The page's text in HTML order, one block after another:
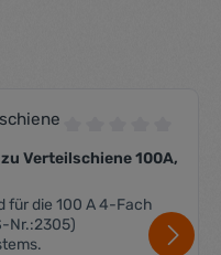
Durchschnittliche
Verteilschiene 100A,
für die 100 A 4-Fach
Nr.:2305)